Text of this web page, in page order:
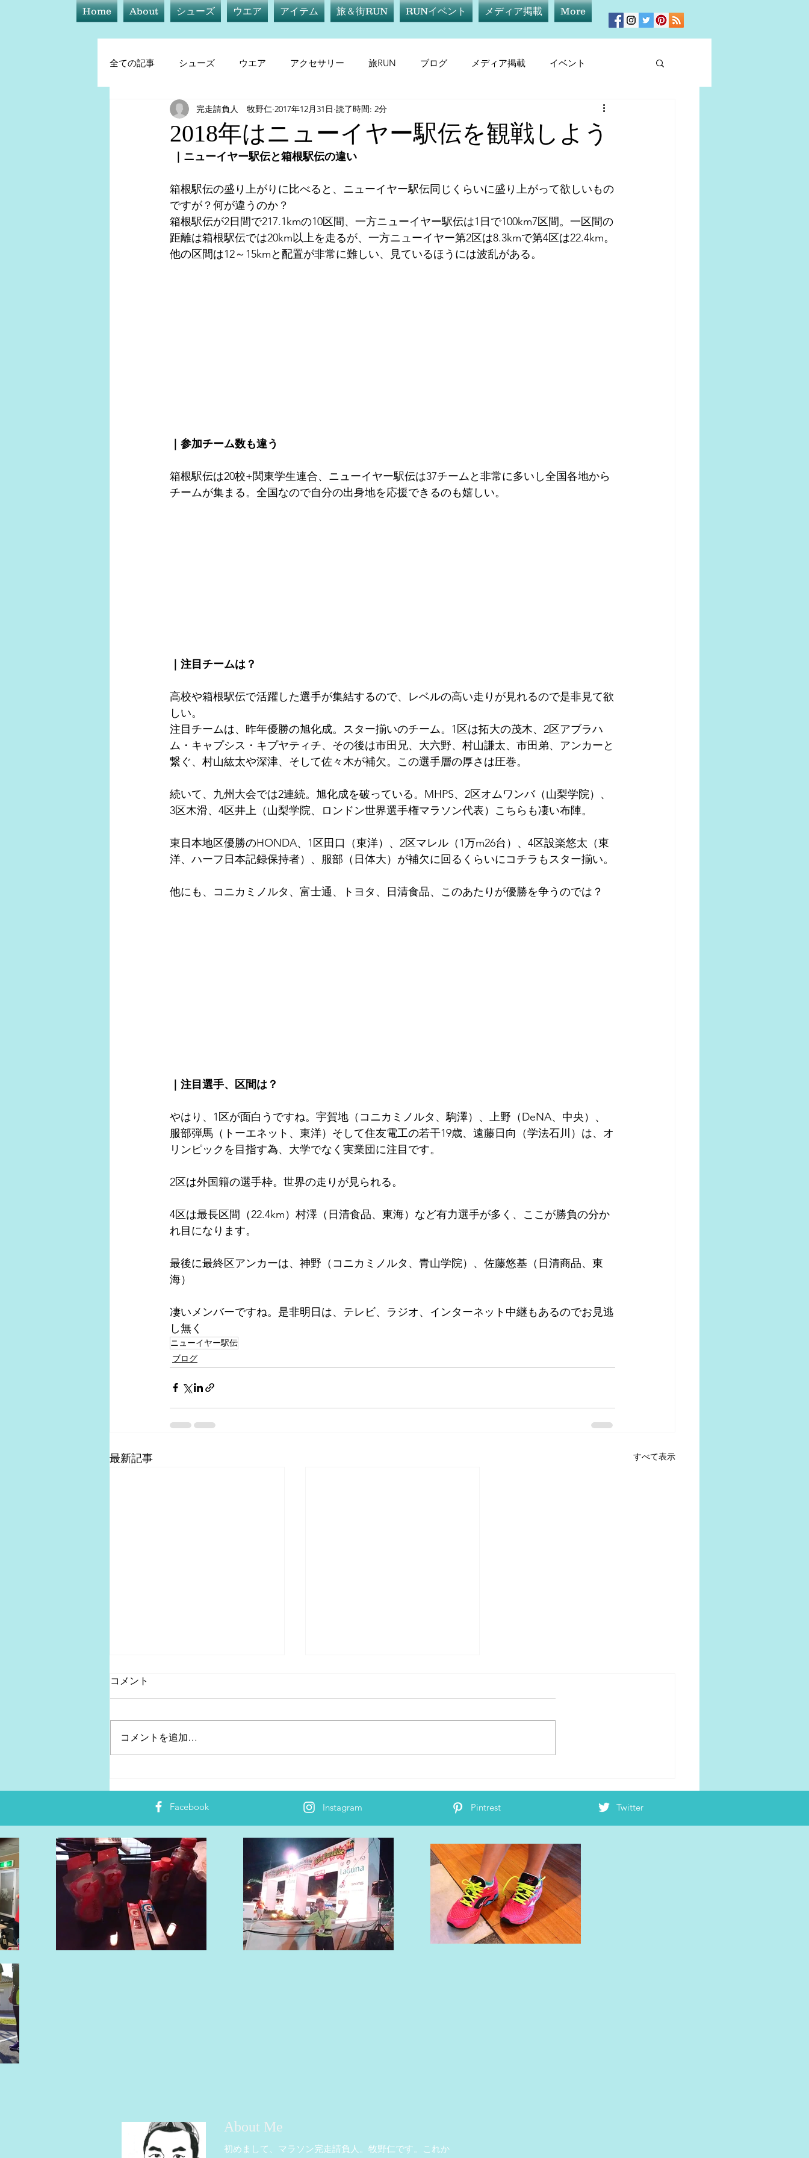
Home About シューズ ウエア アイテム 旅＆街RUN RUNイベント メディア掲載 More
全ての記事 シューズ ウエア アクセサリー 旅RUN ブログ メディア掲載 イベント
ウエア アイテム サプリメント 旅RUN
トレーニング他
2018年はニューイヤー駅伝を観戦しよう
完走請負人 牧野仁 2017年12月31日 読了時間: 2分
｜ニューイヤー駅伝と箱根駅伝の違い
箱根駅伝の盛り上がりに比べると、ニューイヤー駅伝同じくらいに盛り上がって欲しいもの
ですが？何が違うのか？
箱根駅伝が2日間で217.1kmの10区間、一方ニューイヤー駅伝は1日で100km7区間。一区間の
距離は箱根駅伝では20km以上を走るが、一方ニューイヤー第2区は8.3kmで第4区は22.4km。
他の区間は12～15kmと配置が非常に難しい、見ているほうには波乱がある。
｜参加チーム数も違う
箱根駅伝は20校+関東学生連合、ニューイヤー駅伝は37チームと非常に多いし全国各地から
チームが集まる。全国なので自分の出身地を応援できるのも嬉しい。
｜注目チームは？
高校や箱根駅伝で活躍した選手が集結するので、レベルの高い走りが見れるので是非見て欲
しい。
注目チームは、昨年優勝の旭化成。スター揃いのチーム。1区は拓大の茂木、2区アブラハ
ム・キャプシス・キプヤティチ、その後は市田兄、大六野、村山謙太、市田弟、アンカーと
繋ぐ、村山紘太や深津、そして佐々木が補欠。この選手層の厚さは圧巻。
続いて、九州大会では2連続。旭化成を破っている。MHPS、2区オムワンバ（山梨学院）、
3区木滑、4区井上（山梨学院、ロンドン世界選手権マラソン代表）こちらも凄い布陣。
東日本地区優勝のHONDA、1区田口（東洋）、2区マレル（1万m26台）、4区設楽悠太（東
洋、ハーフ日本記録保持者）、服部（日体大）が補欠に回るくらいにコチラもスター揃い。
他にも、コニカミノルタ、富士通、トヨタ、日清食品、このあたりが優勝を争うのでは？
｜注目選手、区間は？
やはり、1区が面白うですね。宇賀地（コニカミノルタ、駒澤）、上野（DeNA、中央）、
服部弾馬（トーエネット、東洋）そして住友電工の若干19歳、遠藤日向（学法石川）は、オ
リンピックを目指す為、大学でなく実業団に注目です。
2区は外国籍の選手枠。世界の走りが見られる。
4区は最長区間（22.4km）村澤（日清食品、東海）など有力選手が多く、ここが勝負の分か
れ目になります。
最後に最終区アンカーは、神野（コニカミノルタ、青山学院）、佐藤悠基（日清商品、東
海）
凄いメンバーですね。是非明日は、テレビ、ラジオ、インターネット中継もあるのでお見逃
し無く
ニューイヤー駅伝
ブログ
最新記事 すべて表示
【往路編】
いてる？MELOS
コメント
コメントを追加…
Facebook Instagram Pintrest Twitter
About Me
初めまして、マラソン完走請負人。牧野仁です。これか